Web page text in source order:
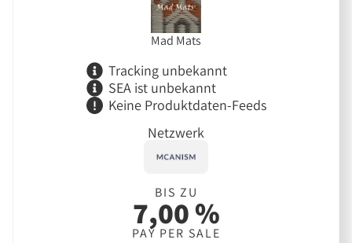
Mad Mats
Tracking unbekannt
SEA ist unbekannt
Keine Produktdaten-Feeds
Netzwerk
BIS ZU
7,00 %
PAY PER SALE